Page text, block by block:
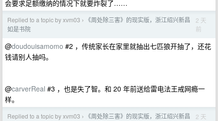
会要求足额缴纳的情况下就要炸裂了……
Replied to a topic by xvm03 ›
《周处除三害》的现实版，浙江绍兴新昌
如是书院
2 天
前
@doudouisamomo #2 ，传统家长在家里就抽出七匹狼开抽了，还花
钱请别人抽吗。
@carverReal #3 ，也是失了智。和 20 年前送给雷电法王戒网瘾一
样。
Replied to a topic by xvm03 › 《周处除三害》的现实版，浙江绍兴新昌
2 天